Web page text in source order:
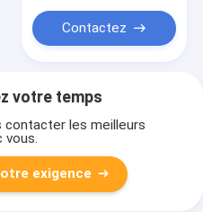
Contactez
votre temps
contacter les meilleurs
vous.
exigence